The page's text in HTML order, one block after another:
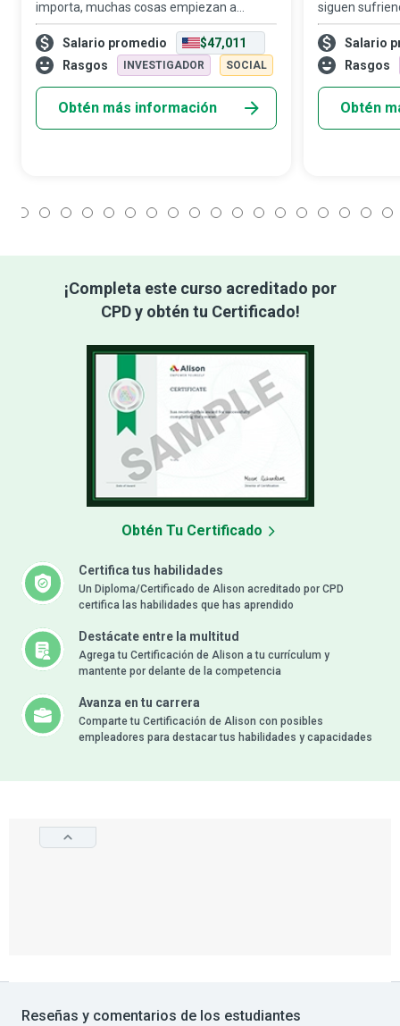
importa, muchas cosas empiezan a
cambiar, puede ser lo que te motive a
convertirte en Trabajador Social en
Bienestar Infantil. Con tu formación y
Salario promedio
$47,011
Rasgos
INVESTIGADOR SOCIAL
Obtén más información
siguen
sexual,
sus parejas o
refugios para
Salario
Rasgos
Obtén
¡Completa este curso acreditado por
CPD y obtén tu Certificado!
Certifica tus habilidades
Un Diploma/Certificado de Alison acreditado por CPD
certifica las habilidades que has aprendido
Destácate entre la multitud
Agrega tu Certificación de Alison a tu currículum y
mantente por delante de la competencia
Avanza en tu carrera
Comparte tu Certificación de Alison con posibles
empleadores para destacar tus habilidades y capacidades
Obtén Tu Certificado
Reseñas y comentarios de los estudiantes